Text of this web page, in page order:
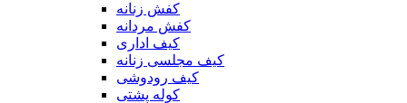
کفش زنانه
کفش مردانه
کیف اداری
کیف مجلسی زنانه
کیف رودوشی
کوله پشتی